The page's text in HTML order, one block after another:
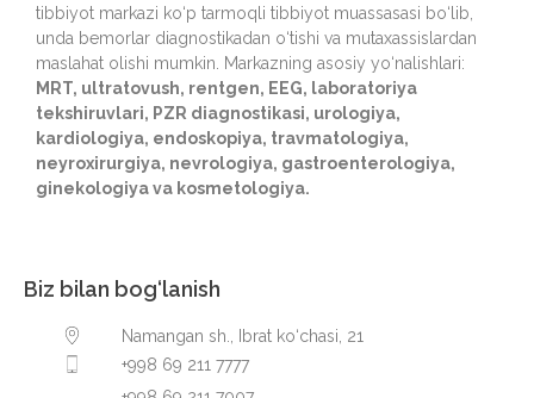
tibbiyot markazi ko‘p tarmoqli tibbiyot muassasasi bo‘lib,
unda bemorlar diagnostikadan o‘tishi va mutaxassislardan
maslahat olishi mumkin. Markazning asosiy yo‘nalishlari:
MRT, ultratovush, rentgen, EEG, laboratoriya
tekshiruvlari, PZR diagnostikasi, urologiya,
kardiologiya, endoskopiya, travmatologiya,
neyroxirurgiya, nevrologiya, gastroenterologiya,
ginekologiya va kosmetologiya.
Biz bilan bog‘lanish
Namangan sh., Ibrat ko‘chasi, 21
+998 69 211 7777